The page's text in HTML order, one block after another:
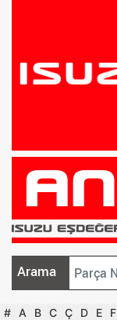
Arama
# A B C Ç D E F